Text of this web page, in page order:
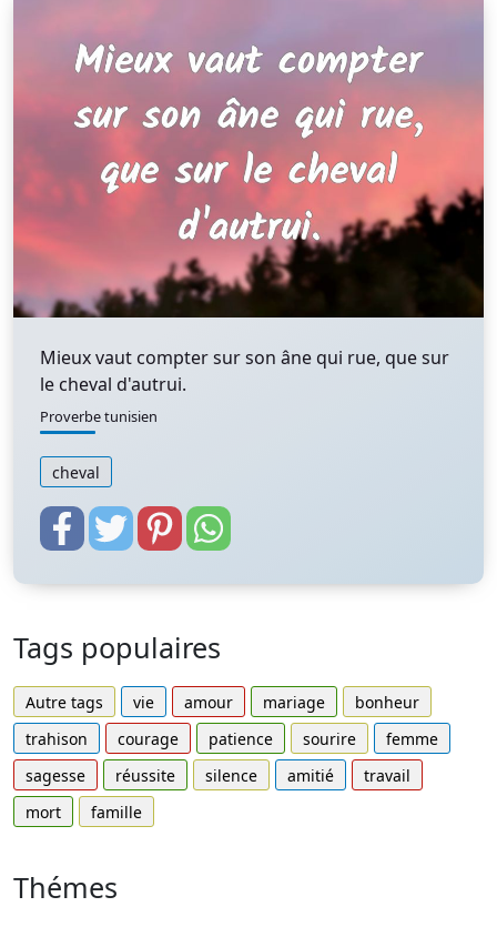
Mieux vaut compter sur son âne qui rue, que sur
le cheval d'autrui.
Proverbe tunisien
cheval
Tags populaires
Autre tags vie amour mariage
bonheur
trahison
courage patience sourire
femme
sagesse
réussite silence amitié
travail
mort
famille
Thémes